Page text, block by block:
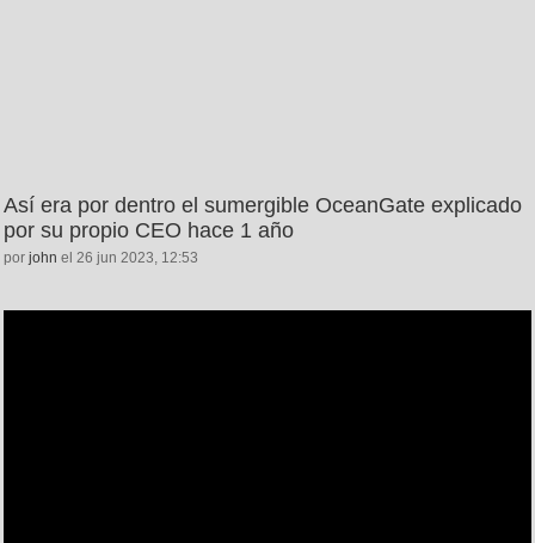
Así era por dentro el sumergible OceanGate explicado
por su propio CEO hace 1 año
por john el 26 jun 2023, 12:53